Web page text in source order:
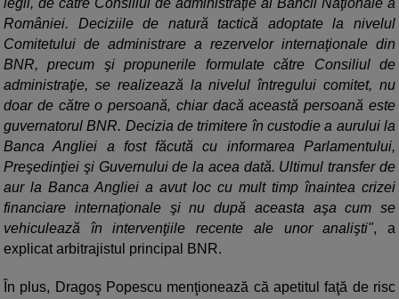
legii, de către Consiliul de administraţie al Băncii Naţionale a
României. Deciziile de natură tactică adoptate la nivelul
Comitetului de administrare a rezervelor internaţionale din
BNR, precum şi propunerile formulate către Consiliul de
administraţie, se realizează la nivelul întregului comitet, nu
doar de către o persoană, chiar dacă această persoană este
guvernatorul BNR. Decizia de trimitere în custodie a aurului la
Banca Angliei a fost făcută cu informarea Parlamentului,
Preşedinţiei şi Guvernului de la acea dată. Ultimul transfer de
aur la Banca Angliei a avut loc cu mult timp înaintea crizei
financiare internaţionale şi nu după aceasta aşa cum se
vehiculează în intervenţiile recente ale unor analişti", a
explicat arbitrajistul principal BNR.
În plus, Dragoş Popescu menţionează că apetitul faţă de risc